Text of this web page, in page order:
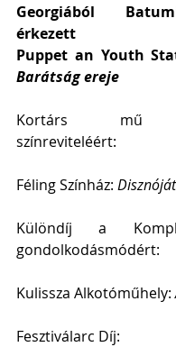
Georgiából
érkezett
Puppet an Youth
Barátság ereje
Kortárs mű
színreviteléért:
Féling Színház:
Különdíj a
gondolkodásmódért:
Kulissza Alkotóműhely:
Fesztiválarc Díj: